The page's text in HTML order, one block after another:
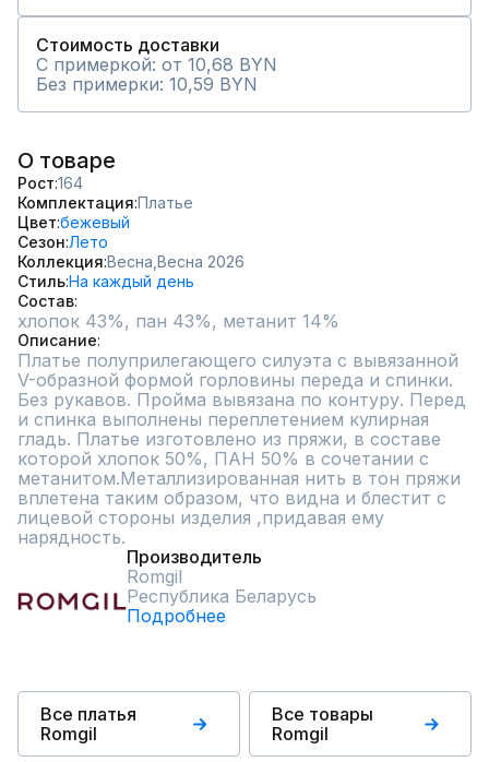
Стоимость доставки
С примеркой: от 10,68 BYN
Без примерки: 10,59 BYN
О товаре
Рост 164
Комплектация Платье
Цвет бежевый
Сезон Лето
Коллекция Весна, Весна 2026
СтильНа каждый день
Состав
хлопок 43%, пан 43%, метанит 14%
Описание
Платье полуприлегающего силуэта с вывязанной
V-образной формой горловины переда и спинки.
Без рукавов. Пройма вывязана по контуру. Перед
и спинка выполнены переплетением кулирная
гладь. Платье изготовлено из пряжи, в составе
которой хлопок 50%, ПАН 50% в сочетании с
метанитом.Металлизированная нить в тон пряжи
вплетена таким образом, что видна и блестит с
лицевой стороны изделия ,придавая ему
нарядность.
Производитель
Romgil
Республика Беларусь
Подробнее
Все платья
Romgil
Все товары
Romgil